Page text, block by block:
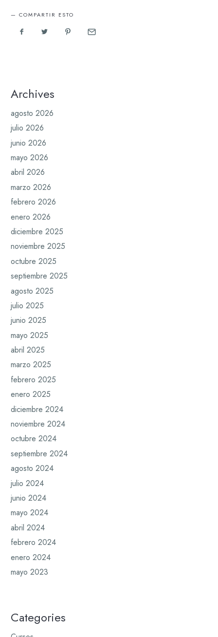
COMPARTIR ESTO
Archives
agosto 2026
julio 2026
junio 2026
mayo 2026
abril 2026
marzo 2026
febrero 2026
enero 2026
diciembre 2025
noviembre 2025
octubre 2025
septiembre 2025
agosto 2025
julio 2025
junio 2025
mayo 2025
abril 2025
marzo 2025
febrero 2025
enero 2025
diciembre 2024
noviembre 2024
octubre 2024
septiembre 2024
agosto 2024
julio 2024
junio 2024
mayo 2024
abril 2024
febrero 2024
enero 2024
mayo 2023
Categories